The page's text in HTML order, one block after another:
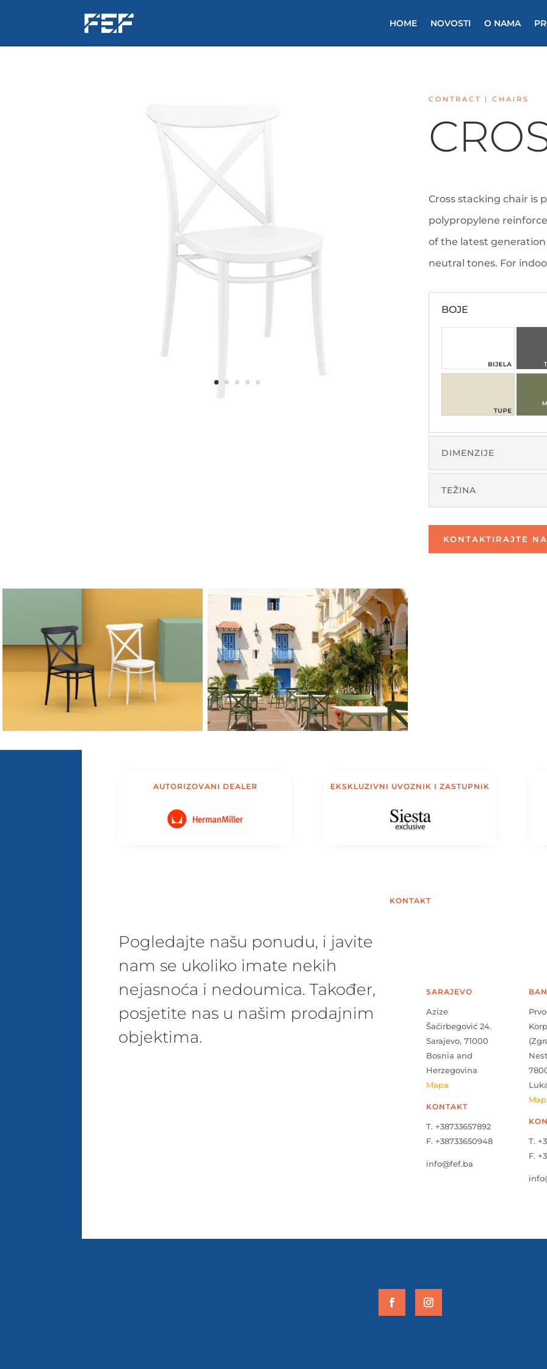
HOME NOVOSTI O NAMA
CONTRACT | CHAIRS
Cross stacking chair is
polypropylene
of the latest
neutral tones. For
BOJE
DIMENZIJE
TEŽINA
KONTAKTIRAJTE
AUTORIZOVANI DEALER EKSKLUZIVNI UVOZNIK I ZASTUPNIK
KONTAKT
Pogledajte našu ponudu, i javite
nam se ukoliko imate nekih
nejasnoća i nedoumica. Također,
posjetite nas u našim prodajnim
objektima.
SARAJEVO
Azize
Šaćirbegović 24.
Sarajevo, 71000
Bosnia and
Herzegovina
Mapa
KONTAKT
T. +38733657892
F. +38733650948
info@fef.ba
T.
F.